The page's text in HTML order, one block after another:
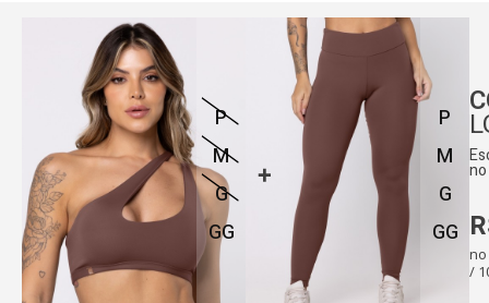
Medidas da modelo:
•Altura: 163cm
•Busto: 94cm
Cintura: 67cm
Quadril: 96cm
P
M
G
GG
P
M
G
GG
no
/